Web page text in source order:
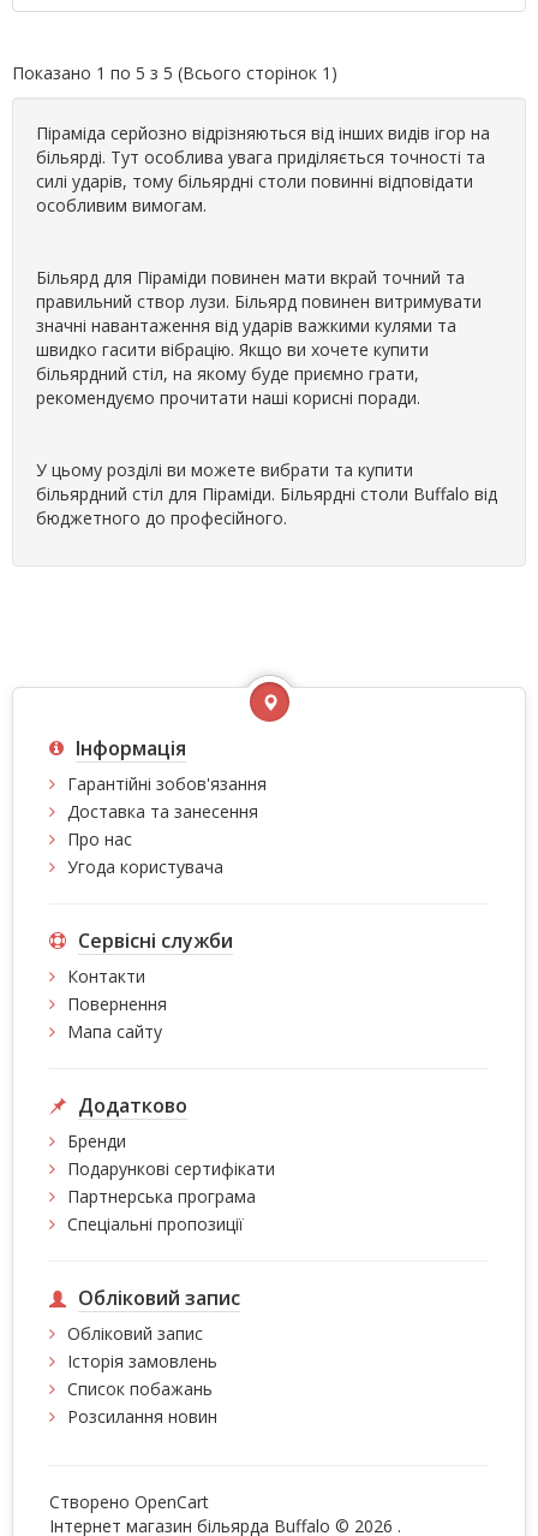
Показано 1 по 5 з 5 (Всього сторінок 1)
Піраміда серйозно відрізняються від інших видів ігор на
більярді. Тут особлива увага приділяється точності та
силі ударів, тому більярдні столи повинні відповідати
особливим вимогам.
Більярд для Піраміди повинен мати вкрай точний та
правильний створ лузи. Більярд повинен витримувати
значні навантаження від ударів важкими кулями та
швидко гасити вібрацію. Якщо ви хочете купити
більярдний стіл, на якому буде приємно грати,
рекомендуємо прочитати наші корисні поради.
У цьому розділі ви можете вибрати та купити
більярдний стіл для Піраміди. Більярдні столи Buffalo від
бюджетного до професійного.
Інформація
Гарантійні зобов'язання
Доставка та занесення
Про нас
Угода користувача
Сервісні служби
Контакти
Повернення
Мапа сайту
Додатково
Бренди
Подарункові сертифікати
Партнерська програма
Спеціальні пропозиції
Обліковий запис
Обліковий запис
Історія замовлень
Список побажань
Розсилання новин
Створено OpenCart
Інтернет магазин більярда Buffalo © 2026 .